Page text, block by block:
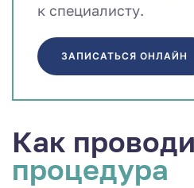
к специалисту.
ЗАПИСАТЬСЯ ОНЛАЙН
Как
процедура